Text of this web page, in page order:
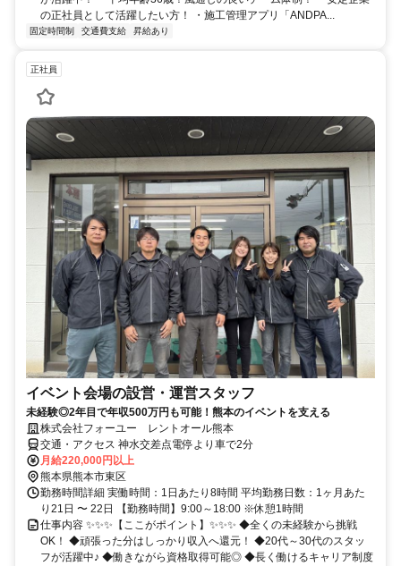
の正社員として活躍したい方！ ・施工管理アプリ「ANDPA...
固定時間制 交通費支給 昇給あり
正社員
イベント会場の設営・運営スタッフ
未経験◎2年目で年収500万円も可能！熊本のイベントを支える
株式会社フォーユー レントオール熊本
交通・アクセス 神水交差点電停より車で2分
月給220,000円以上
熊本県熊本市東区
勤務時間詳細 実働時間：1日あたり8時間 平均勤務日数：1ヶ月あた
り21日 〜 22日 【勤務時間】9:00～18:00 ※休憩1時間
仕事内容 ✨✨✨【ここがポイント】✨✨✨ ◆全くの未経験から挑戦
OK！ ◆頑張った分はしっかり収入へ還元！ ◆20代～30代のスタッ
フが活躍中♪ ◆働きながら資格取得可能◎ ◆長く働けるキャリア制度